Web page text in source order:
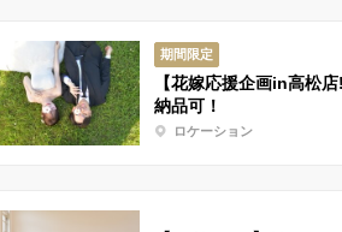
期間限定
【花嫁応援企画in高松
納品可！
ロケーション